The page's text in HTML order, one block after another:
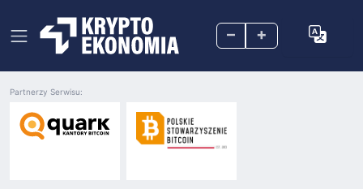
– +
Partnerzy Serwisu: